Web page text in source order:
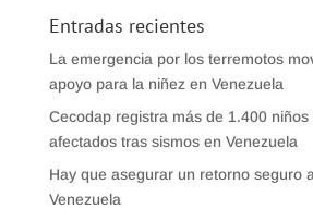
Entradas recientes
La emergencia por los terremotos
apoyo para la niñez en Venezuela
Cecodap registra más de 1.400
afectados tras sismos en Venezuela
Hay que asegurar un retorno seguro
Venezuela